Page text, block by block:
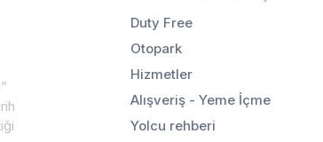
Duty Free
Otopark
Hizmetler
Alışveriş - Yeme İçme
Yolcu rehberi